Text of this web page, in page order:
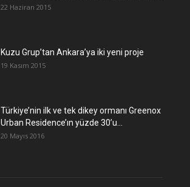
22 Haziran 2015
​Kuzu Grup’tan Ankara’ya iki yeni proje
19 Kasım 2015
Türkiye’nin ilk ve tek dikey ormanı Greenox
Urban Residence’ın yüzde 30’u...
20 Mayıs 2016